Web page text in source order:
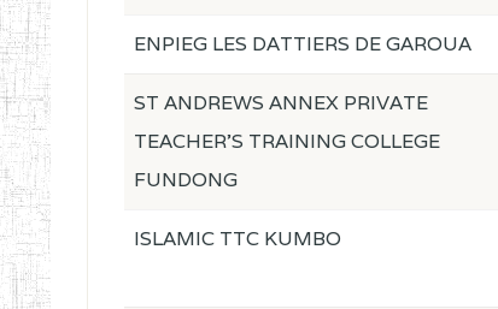
ENPIEG LES DATTIERS DE GAROUA
ST ANDREWS ANNEX PRIVATE
TEACHER'S TRAINING COLLEGE
FUNDONG
ISLAMIC TTC KUMBO